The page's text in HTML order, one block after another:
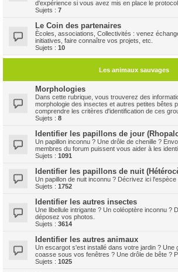
d'expérience si vous avez mis en place le
Sujets : 7
Le Coin des partenaires
Ècoles, associations, Collectivités : venez
initiatives, faire connaître vos projets, etc.
Sujets : 10
Les animaux sauvages
Morphologies
Dans cette rubrique, vous trouverez des
morphologie des insectes et autres petites bêtes
comprendre les critères d'identification de ces
Sujets : 8
Identifier les papillons de jour
Un papillon inconnu ? Une drôle de chenille ?
membres du forum puissent vous aider à les
Sujets : 1091
Identifier les papillons de nuit
Un papillon de nuit inconnu ? Décrivez ici
Sujets : 1752
Identifier les autres insectes
Une libellule intrigante ? Un coléoptère inconnu ?
déposez vos photos.
Sujets : 3614
Identifier les autres animaux
Un escargot s'est installé dans votre jardin ? Une
coasse sous vos fenêtres ? Une drôle de bête ?
Sujets : 1025